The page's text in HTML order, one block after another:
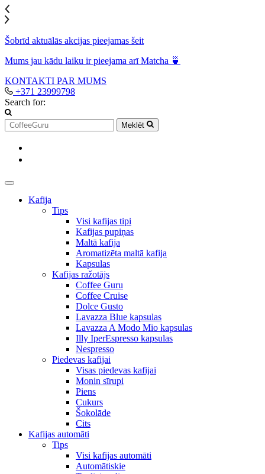
Šobrīd aktuālās akcijas pieejamas šeit
Mums jau kādu laiku ir pieejama arī Matcha 🍵
KONTAKTI PAR MUMS
+371 23999798
Search for:
Meklēt
Kafija
Tips
Visi kafijas tipi
Kafijas pupiņas
Maltā kafija
Aromatizēta maltā kafija
Kapsulas
Kafijas ražotājs
Coffee Guru
Coffee Cruise
Dolce Gusto
Lavazza Blue kapsulas
Lavazza A Modo Mio kapsulas
Illy IperEspresso kapsulas
Nespresso
Piedevas kafijai
Visas piedevas kafijai
Monin sīrupi
Piens
Cukurs
Šokolāde
Cits
Kafijas automāti
Tips
Visi kafijas automāti
Automātiskie